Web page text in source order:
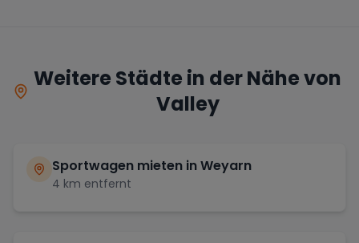
Weitere Städte in der Nähe von
Valley
Sportwagen mieten inWeyarn
4 km entfernt